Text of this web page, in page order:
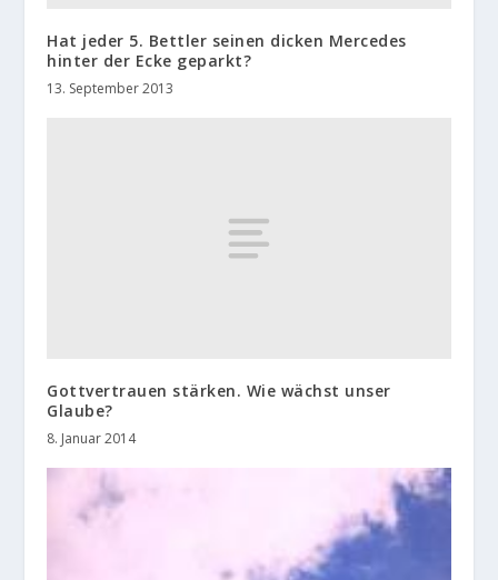
Hat jeder 5. Bettler seinen dicken Mercedes
hinter der Ecke geparkt?
13. September 2013
Gottvertrauen stärken. Wie wächst unser
Glaube?
8. Januar 2014